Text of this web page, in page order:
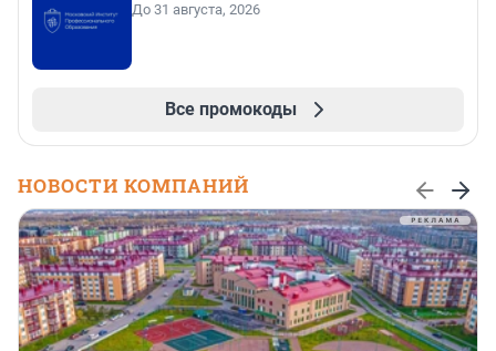
До 31 августа, 2026
Все промокоды
НОВОСТИ КОМПАНИЙ